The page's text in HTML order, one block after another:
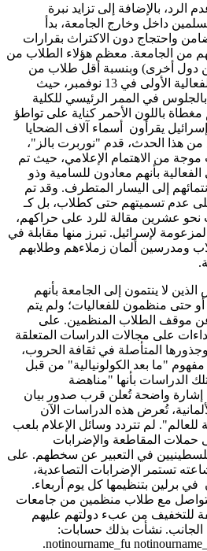
الرد، بالإضافة إلى تزايد نبرة
داخل وخارج الجامعة، بدأ
واحتجاج دون الاكتراث بقرارات
من الجامعة. معظم هؤلاء الطلاب من
دول أخرى) وبنسبة أقل طلاب من
أصل يهودي وألماني. كانت الفعالية الأولى في 13 نوفمبر، حيث
في الممر الرئيسي للكلية
مغطاة باللون الأحمر كناية على تواطؤ
إسرائيل يقرأون أسماء آلاف الضحايا
من هذا الحدث، قدم "نوربرت بالز"،
موجة من الاهتمام الإعلامي، حيث تم
بأنهم معادون للسامية وذو
إلى اليسار المتطرف. وقد تم
عدم تسميتهم حتى كطلاب، بل كـ
نحو عشرين مقالة للرد على حراكهم،
لإسرائيل. تبرز منها مقابلة في
ومدرسين ألمان زملاءهم وطلابهم
لا ينتمون إلى الجامعة بأنهم
حتى منظمون للفعاليات؛ ولم يتم
موقف الطلاب المنظمين. على
على مجالات الدراسات المتعلقة
المتأصلة في ثقافة الحروب،
"ما بعد الكولونيالية" من قبل
الدراسات بأنها "مناهضة
إشارة واضحة تُعلن قرب صدور بيان
تُعرض هذه الدراسات الآن
للعالم". لم تتردد وسائل الإعلام بلعب
حملات المقاطعة والإضرابات
في التعبير عن سخطهم. على
تستمر الإضرابات التصاعدية،
برلين بتنظيمها كل يوم أربعاء.
مع طلاب منظمين من جامعات
للتخفيف من عبء دولتهم عليهم
الجانب. نشأت بذلك حسابات:
notinourname_fu